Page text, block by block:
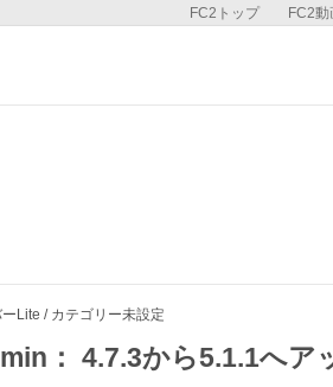
FC2動
FC2トップ
Lite / カテゴリー未設定
： 4.7.3から5.1.1へア